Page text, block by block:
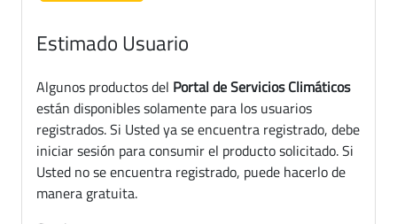
Estimado Usuario
Algunos productos del Portal de Servicios Climáticos
están disponibles solamente para los usuarios
registrados. Si Usted ya se encuentra registrado, debe
iniciar sesión para consumir el producto solicitado. Si
Usted no se encuentra registrado, puede hacerlo de
manera gratuita.